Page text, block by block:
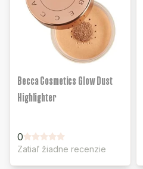
Becca Cosmetics Glow Dust
Highlighter
0
Zatiaľ žiadne recenzie